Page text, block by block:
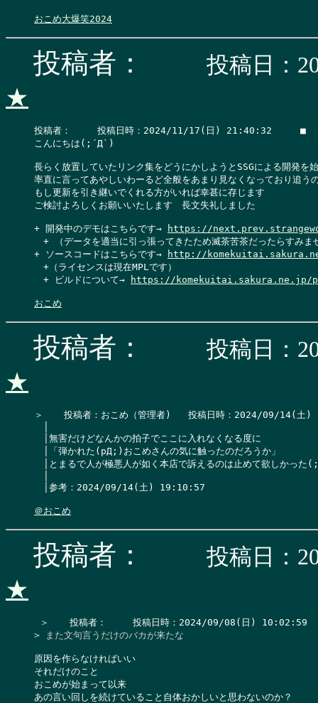
おこめ大爆笑2024
投稿者：
投稿日：
★
投稿者：　   投稿日時：2024/11/17(日) 21:40:32
こんにちは(;´Д`)
長らく放置していたリンク集をどうにかしようとSSGによる開発を
率直に言ってあやしいわーるど全般をあまり見なくなっており追う
もし更新を引き継いでくれる方がいれば幸甚に存じます
ご検討よろしくお願いいたします　長文失礼しました
+ 開発中のデモはこちらです→
https://
+ （データを適当に引っ張ってきたため滅茶苦茶だったらすみま
+ ソースコードはこちらです→
http://
+（ライセンスは現在MPLです）
+ ビルドについて→
https://komekuitai.sakura.ne.jp/
おこめ
投稿者：
投稿日：
★
＞　  投稿者：おこめ（管理者)   投稿日時：2024/09/
│無害だけどなんかの拍子でここに入れなくなる度に
│「弾かれた(pД;)おこめさんの気に触ったのだろうか」
│とまるで人が極悪人が如く本店で訴えるのは止めて欲しかっ
│参考：2024/09/14(土) 19:10:57
＠おこめ
投稿者：
投稿日：
★
> また文句言うだけのバカが来たな
原因を作らなければいい
それだけのこと
おこめが始まって以来
あの言い回しを続けていること自体おかしいと思わないのか？